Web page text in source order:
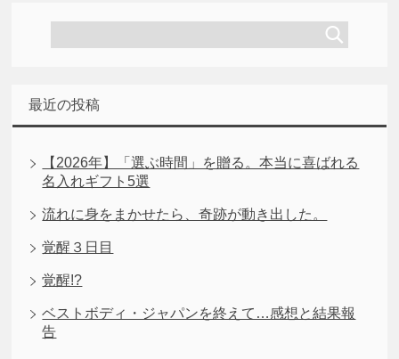
最近の投稿
【2026年】「選ぶ時間」を贈る。本当に喜ばれる
名入れギフト5選
流れに身をまかせたら、奇跡が動き出した。
覚醒３日目
覚醒!?
ベストボディ・ジャパンを終えて…感想と結果報
告